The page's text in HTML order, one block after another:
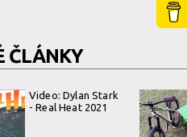
ČLÁNKY
Video: Dylan Stark
- Real Heat 2021